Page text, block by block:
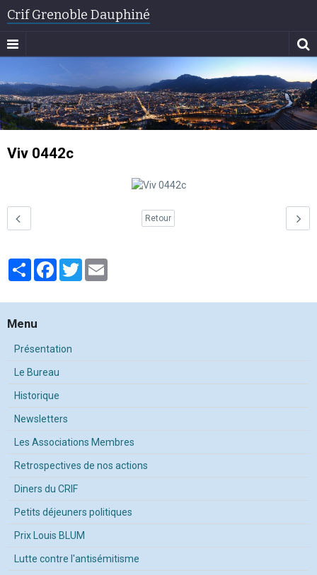
Crif Grenoble Dauphiné
Viv 0442c
Retour
PartagerFacebook
Twitter
Menu
Présentation
Le Bureau
Historique
Newsletters
Les Associations Membres
Retrospectives de nos actions
Diners du CRIF
Petits déjeuners politiques
Prix Louis BLUM
Lutte contre l'antisémitisme